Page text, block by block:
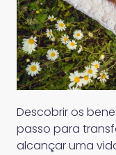
Descobrir os
passo para
alcançar uma